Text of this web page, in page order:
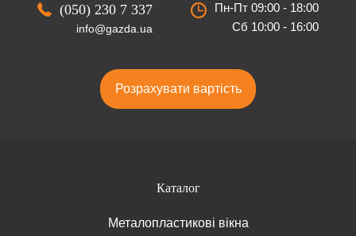
(050) 230 7 337
info@gazda.ua
Пн-Пт 09:00 - 18:00
Сб 10:00 - 16:00
Розрахувати вартість
Каталог
Металопластикові вікна